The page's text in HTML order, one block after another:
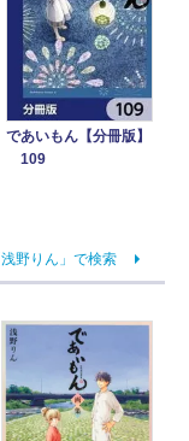
であいもん【分冊版】
109
野りん」で検索